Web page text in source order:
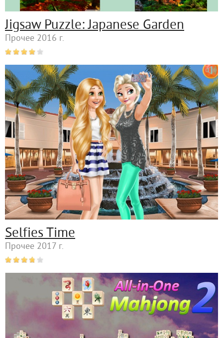
Jigsaw Puzzle: Japanese Garden
Прочее 2016 г.
Selfies Time
Прочее 2017 г.